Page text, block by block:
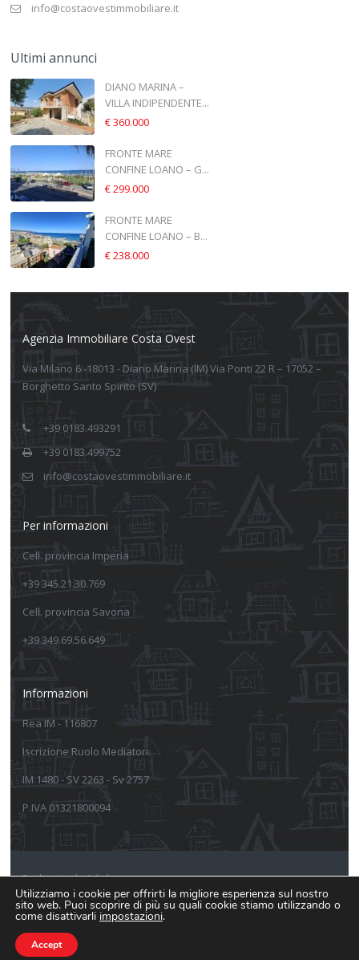
info@costaovestimmobiliare.it
Ultimi annunci
DIANO MARINA –
VILLA INDIPENDENTE...
€ 360.000
FRONTE MARE
CONFINE LOANO – G...
€ 299.000
FRONTE MARE
CONFINE LOANO – B...
€ 238.000
Agenzia Immobiliare Costa Ovest
Via Milano 6 -18013 - Diano Marina (IM) Via Ponti 22 R – 17052 –
Borghetto Santo Spirito (SV)
+39 0183.493291
+39 0183.499752
info@costaovestimmobiliare.it
Per informazioni
Cell. provincia Imperia
+39 345.21.30.769
Cell. provincia Savona
+39 349.69.56.649
Informazioni
Rea IM - 116807
Iscrizione Ruolo Mediatori:
IM 1480 - SV 2263 - Sv 2757
P.IVA 01321800094
Realizzato da Arkeba
Informativa sulla privacy
Informativa estesa Cookie Policy
Utilizziamo i cookie per offrirti la migliore esperienza sul nostro
sito web. Puoi scoprire di più su quali cookie stiamo utilizzando o
come disattivarli impostazioni.
Accept